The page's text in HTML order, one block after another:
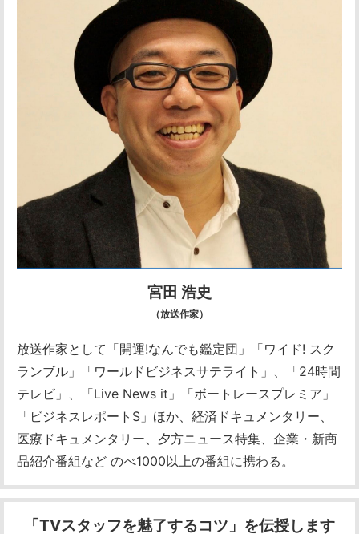
宮田 浩史
（放送作家）
放送作家として「開運!なんでも鑑定団」「ワイド! スク
ランブル」「ワールドビジネスサテライト」、「24時間
テレビ」、「Live News it」「ボートレースプレミア」
「ビジネスレポートS」ほか、経済ドキュメンタリー、
医療ドキュメンタリー、夕方ニュース特集、企業・新商
品紹介番組など のべ1000以上の番組に携わる。
「TVスタッフを魅了するコツ」を伝授します